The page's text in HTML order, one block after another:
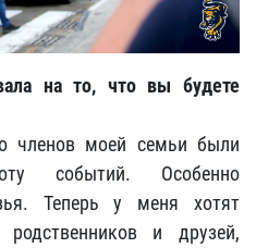
на то, что вы будете
членов моей семьи были
событий. Особенно
Теперь у меня хотят
и друзей,